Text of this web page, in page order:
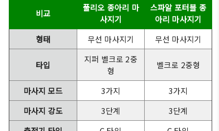
비교
풀리오 종아리 마
사지기
스파알 포터블 종
아리 마사지기
형태
무선 마사지기 무선 마사지기
타입
지퍼 벨크로 2중
형
벨크로 2중형
마사지 모드 3가지
3가지
마사지 강도
3단계
3단계